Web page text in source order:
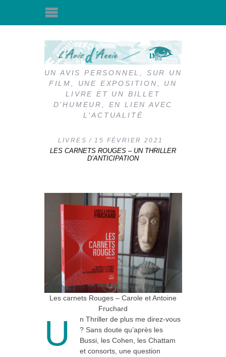
UN AVIS PERSONNEL, SUR UN
FILM, UNE EXPOSITION, UN
LIVRE ET UN BILLET
D'HUMEUR, EN LIEN AVEC
L'ACTUALITÉ
LIVRES
15 FÉVRIER 2021
LES CARNETS ROUGES – UN THRILLER
D’ANTICIPATION
Les carnets Rouges – Carole et Antoine
Fruchard
U
n Thriller de plus me direz-vous
? Sans doute qu’après les
Bussi, les Cohen, les Chattam
et consorts, une question